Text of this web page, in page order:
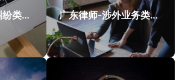
广东律师-股权纠纷类案件案例 广东律师-涉外业务类案件案例